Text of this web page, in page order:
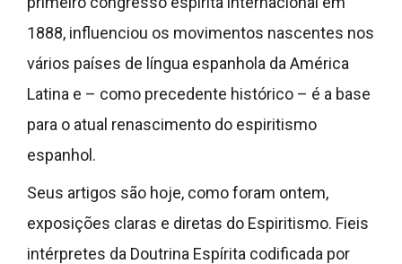
1888, influenciou os movimentos nascentes nos
vários países de língua espanhola da América
Latina e – como precedente histórico – é a base
para o atual renascimento do espiritismo
espanhol.
Seus artigos são hoje, como foram ontem,
exposições claras e diretas do Espiritismo. Fieis
intérpretes da Doutrina Espírita codificada por